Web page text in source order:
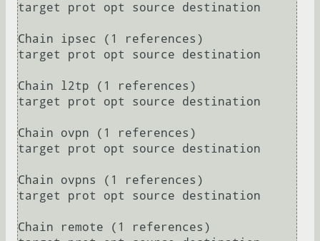
target prot opt source destination
Chain ipsec (1 references)
target prot opt source destination
Chain l2tp (1 references)
target prot opt source destination
Chain ovpn (1 references)
target prot opt source destination
Chain ovpns (1 references)
target prot opt source destination
Chain remote (1 references)